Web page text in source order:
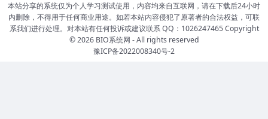
本站分享的系统仅为个人学习测试使用，内容均来自互联网，请在下载后24小时
内删除，不得用于任何商业用途。如若本站内容侵犯了原著者的合法权益，可联
系我们进行处理。对本站有任何投诉或建议联系 QQ：1026247465 Copyright
© 2026 BIO系统网 - All rights reserved
豫ICP备2022008340号-2